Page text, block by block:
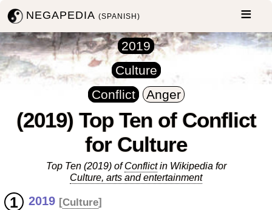
NEGAPEDIA(SPANISH)
2019
Culture
Conflict
Anger
(2019) Top Ten of Conflict
for Culture
Top Ten (2019) ofConflictin Wikipedia for
Culture, arts and entertainment
2019 [Culture]